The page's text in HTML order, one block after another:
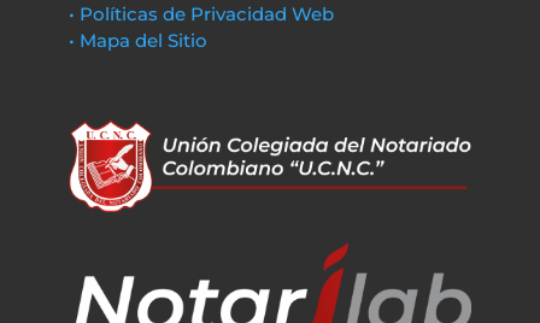
• Políticas de Privacidad Web
• Mapa del Sitio